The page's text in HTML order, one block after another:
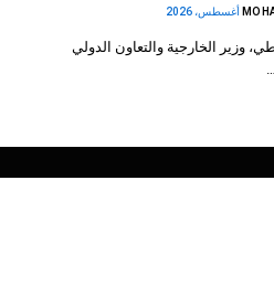
وزير الخارجية والتعاون الدولي